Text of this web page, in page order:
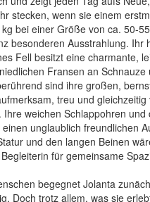
stecken, wenn sie einem
bei einer Größe von ca. 50-
besonderen Ausstrahlung. Ihr
Fell besitzt eine charmante,
Fransen an Schnauze
sind ihre großen,
treu und
Ihre weichen Schlappohren
unglaublich freundlichen
und den langen Beinen
für gemeinsame
begegnet Jolanta
Doch trotz allem, was sie